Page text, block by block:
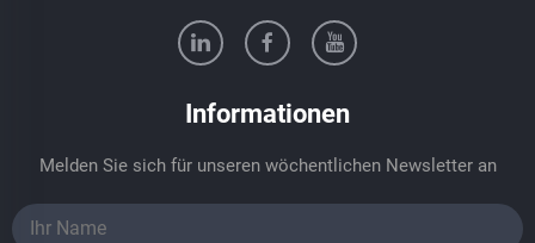
Informationen
Melden Sie sich für unseren wöchentlichen Newsletter an